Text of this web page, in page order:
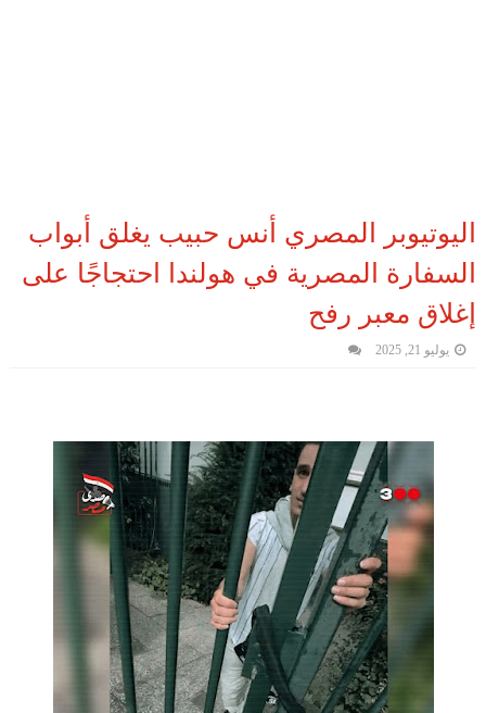
اليوتيوبر المصري أنس حبيب يغلق أبواب
السفارة المصرية في هولندا احتجاجًا على
إغلاق معبر رفح
يوليو 21, 2025